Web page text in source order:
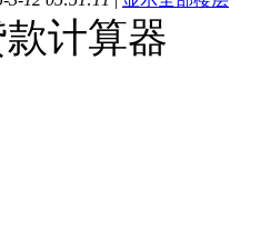
计算器